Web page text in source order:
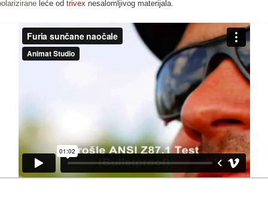
leće od trivex nesalomljivog materijala.